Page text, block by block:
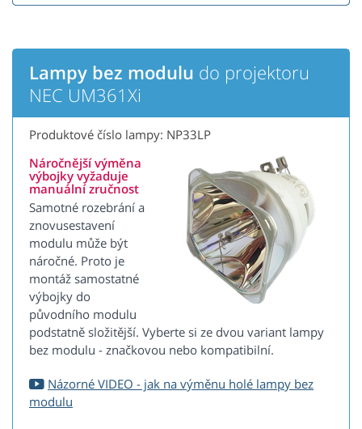
Lampy bez modulu do projektoru
NEC UM361Xi
Produktové číslo lampy: NP33LP
Náročnější výměna
výbojky vyžaduje
manuální zručnost
Samotné rozebrání a
znovusestavení
modulu může být
náročné. Proto je
montáž samostatné
výbojky do
původního modulu
podstatně složitější. Vyberte si ze dvou variant lampy
bez modulu - značkovou nebo kompatibilní.
Názorné VIDEO - jak na výměnu holé lampy bez
modulu